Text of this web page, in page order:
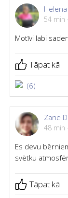
Helena
54 min ·
Motīvi labi
Tāpat kā
(6)
Zane D.
48 min ·
Es devu
svētku
Tāpat kā